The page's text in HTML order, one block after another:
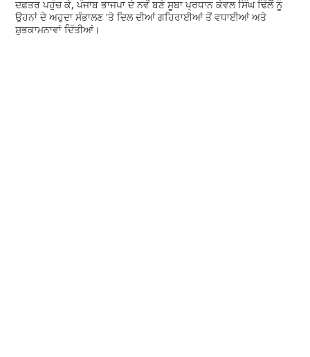
ਦਫ਼ਤਰ ਪਹੁੰਚ ਕੇ, ਪੰਜਾਬ ਭਾਜਪਾ ਦੇ ਨਵੇਂ ਬਣੇ ਸੂਬਾ ਪ੍ਰਧਾਨ ਕੇਵਲ ਸਿੰਘ ਢਿੱਲੋਂ ਨੂੰ
ਉਹਨਾਂ ਦੇ ਅਹੁਦਾ ਸੰਭਾਲਣ 'ਤੇ ਦਿਲ ਦੀਆਂ ਗਹਿਰਾਈਆਂ ਤੋਂ ਵਧਾਈਆਂ ਅਤੇ
ਸ਼ੁਭਕਾਮਨਾਵਾਂ ਦਿੱਤੀਆਂ।